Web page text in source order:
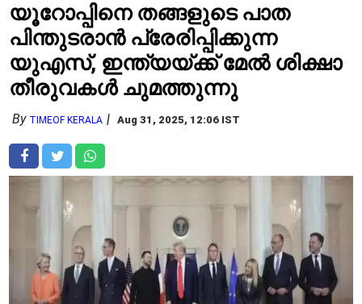
യൂറോപ്പിനെ തങ്ങളുടെ പാത
പിന്തുടരാൻ പ്രേരിപ്പിക്കുന്ന
യുഎസ്, ഇന്ത്യയ്ക്ക് മേൽ ശിക്ഷാ
തീരുവകൾ ചുമത്തുന്നു
By TIMEOF KERALA Aug 31, 2025, 12:06 IST